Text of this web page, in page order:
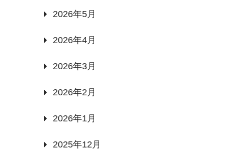
2026年5月
2026年4月
2026年3月
2026年2月
2026年1月
2025年12月